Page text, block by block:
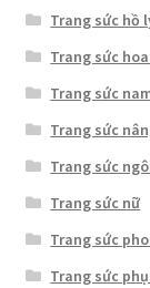
Trang sức hồ
Trang sức
Trang sức
Trang sức
Trang sức
Trang sức nữ
Trang sức
Trang sức